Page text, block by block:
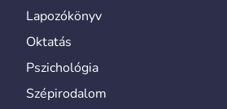
Lapozókönyv
Oktatás
Pszichológia
Szépirodalom